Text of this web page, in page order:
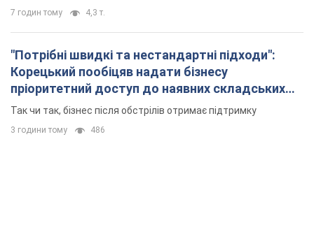
7 годин тому 4,3 т.
"Потрібні швидкі та нестандартні підходи":
Корецький пообіцяв надати бізнесу
пріоритетний доступ до наявних складських
приміщень
Так чи так, бізнес після обстрілів отримає підтримку
3 години тому 486